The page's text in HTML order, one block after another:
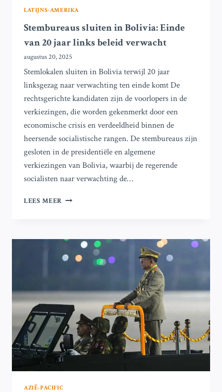
LATIJNS-AMERIKA
Stembureaus sluiten in Bolivia: Einde
van 20 jaar links beleid verwacht
augustus 20, 2025
Stemlokalen sluiten in Bolivia terwijl 20 jaar
linksgezag naar verwachting ten einde komt De
rechtsgerichte kandidaten zijn de voorlopers in de
verkiezingen, die worden gekenmerkt door een
economische crisis en verdeeldheid binnen de
heersende socialistische rangen. De stembureaus zijn
gesloten in de presidentiële en algemene
verkiezingen van Bolivia, waarbij de regerende
socialisten naar verwachting de…
LEES MEER STEMBUREAUS
EINDE
20
BELEID
VERWACHT
AZIË-PACIFIC